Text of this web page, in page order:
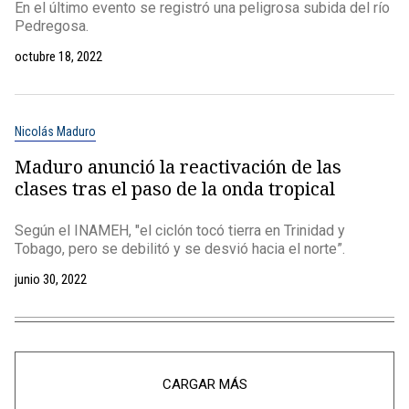
En el último evento se registró una peligrosa subida del río
Pedregosa.
octubre 18, 2022
Nicolás Maduro
Maduro anunció la reactivación de las
clases tras el paso de la onda tropical
Según el INAMEH, "el ciclón tocó tierra en Trinidad y
Tobago, pero se debilitó y se desvió hacia el norte”.
junio 30, 2022
CARGAR MÁS